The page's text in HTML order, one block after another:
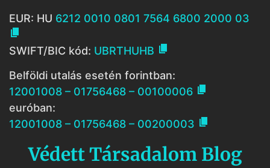
EUR: HU 6212 0010 0801 7564 6800 2000 03

SWIFT/BIC kód: UBRTHUHB 
Belföldi utalás esetén forintban:
12001008 – 01756468 – 00100006 
euróban:
12001008 – 01756468 – 00200003 
Védett Társadalom Blog